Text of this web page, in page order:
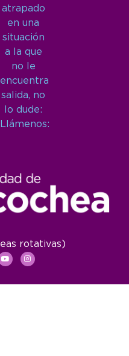
atrapado
en una
situación
a la que
no le
encuentra
salida, no
lo dude:
Llámenos:
rotativas)